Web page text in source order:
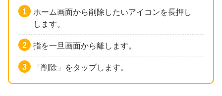
ホーム画面から削除したいアイコンを長押し
します。
指を一旦画面から離します。
「削除」をタップします。